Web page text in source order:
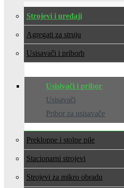
Strojevi i uređaji
Agregati za struju
Usisavači i pribor
Usisivači i pribor
Usisavači
Pribor za usisavače
Preklopne i stolne pile
Stacionarni strojevi
Strojevi za mikro obradu